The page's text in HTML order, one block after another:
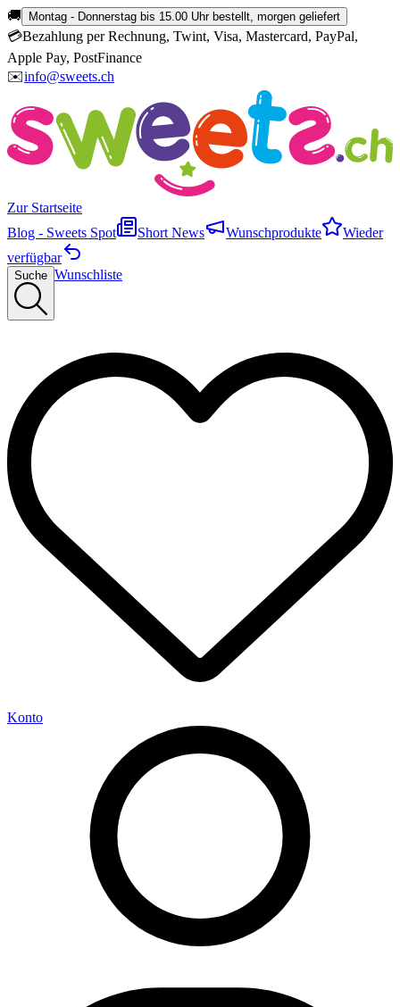
🚚 Montag - Donnerstag bis 15.00 Uhr bestellt, morgen geliefert
💳Bezahlung per Rechnung, Twint, Visa, Mastercard, PayPal,
Apple Pay, PostFinance
✉️info@sweets.ch
Zur Startseite
Blog - Sweets Spot
Short News Wunschprodukte
Wieder
verfügbar
Suche Wunschliste
Konto